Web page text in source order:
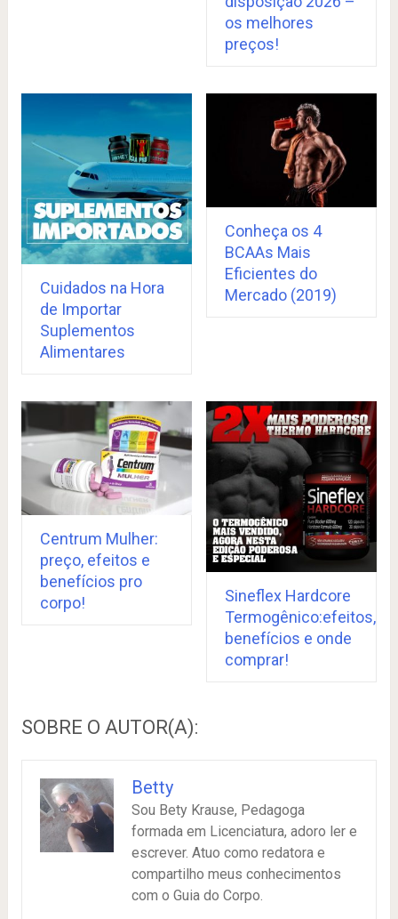
os melhores
preços!
Cuidados na Hora
de Importar
Suplementos
Alimentares
Conheça os 4
BCAAs Mais
Eficientes do
Mercado (2019)
Centrum Mulher:
preço, efeitos e
benefícios pro
corpo!
Sineflex Hardcore
Termogênico:efeitos,
benefícios e onde
comprar!
SOBRE O AUTOR(A):
Betty
Sou Bety Krause, Pedagoga
formada em Licenciatura, adoro ler e
escrever. Atuo como redatora e
compartilho meus conhecimentos
com o Guia do Corpo.